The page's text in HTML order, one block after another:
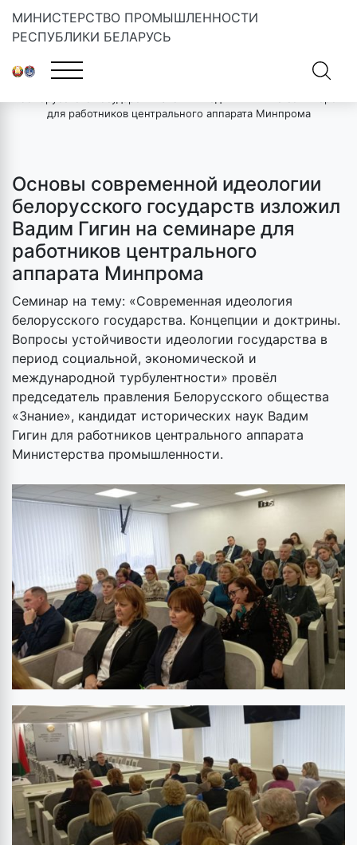
МИНИСТЕРСТВО ПРОМЫШЛЕННОСТИ
РЕСПУБЛИКИ БЕЛАРУСЬ
Главная»
для работников центрального аппарата Минпрома
Основы современной идеологии
белорусского государств изложил
Вадим Гигин на семинаре для
работников центрального
аппарата Минпрома
Семинар на тему: «Современная идеология
белорусского государства. Концепции и доктрины.
Вопросы устойчивости идеологии государства в
период социальной, экономической и
международной турбулентности» провёл
председатель правления Белорусского общества
«Знание», кандидат исторических наук Вадим
Гигин для работников центрального аппарата
Министерства промышленности.